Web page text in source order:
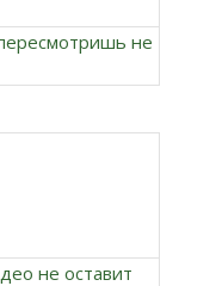
не
не оставит